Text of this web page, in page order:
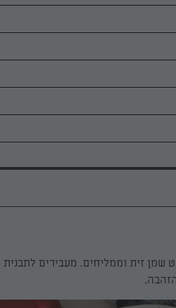
זית וממליחים. מעבירים לתבנית